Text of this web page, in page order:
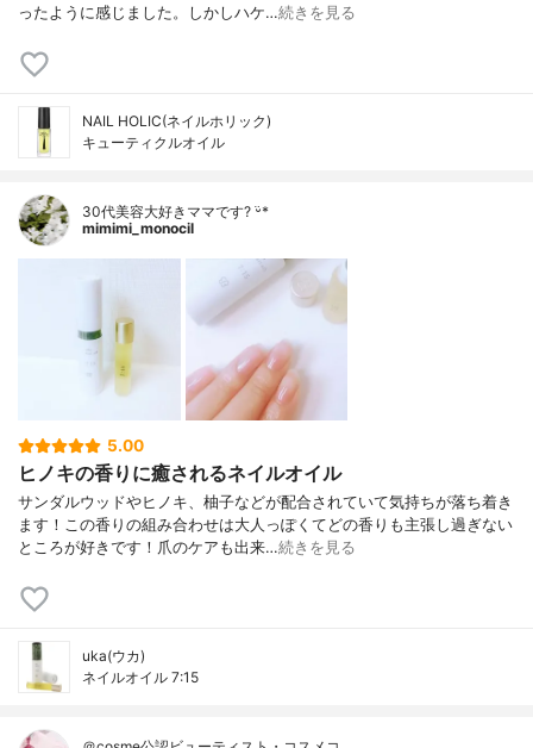
ったように感じました。しかしハケ…続きを見る
NAIL HOLIC(ネイルホリック)
キューティクルオイル
30代美容大好きママです? ᵕ̈*
mimimi_monocil
5.00
ヒノキの香りに癒されるネイルオイル
サンダルウッドやヒノキ、柚子などが配合されていて気持ちが落ち着き
ます！この香りの組み合わせは大人っぽくてどの香りも主張し過ぎない
ところが好きです！爪のケアも出来…続きを見る
uka(ウカ)
ネイルオイル 7:15